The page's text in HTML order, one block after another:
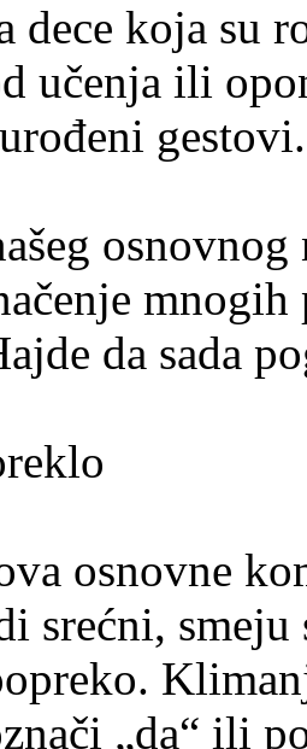
dece koja su
učenja ili
gestovi.
osnovnog
da sada
osnovne
srećni,
„da“ ili